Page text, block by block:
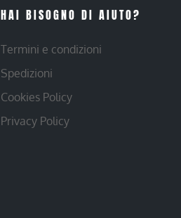
HAI BISOGNO DI AIUTO?
Termini e condizioni
Spedizioni
Cookies Policy
Privacy Policy